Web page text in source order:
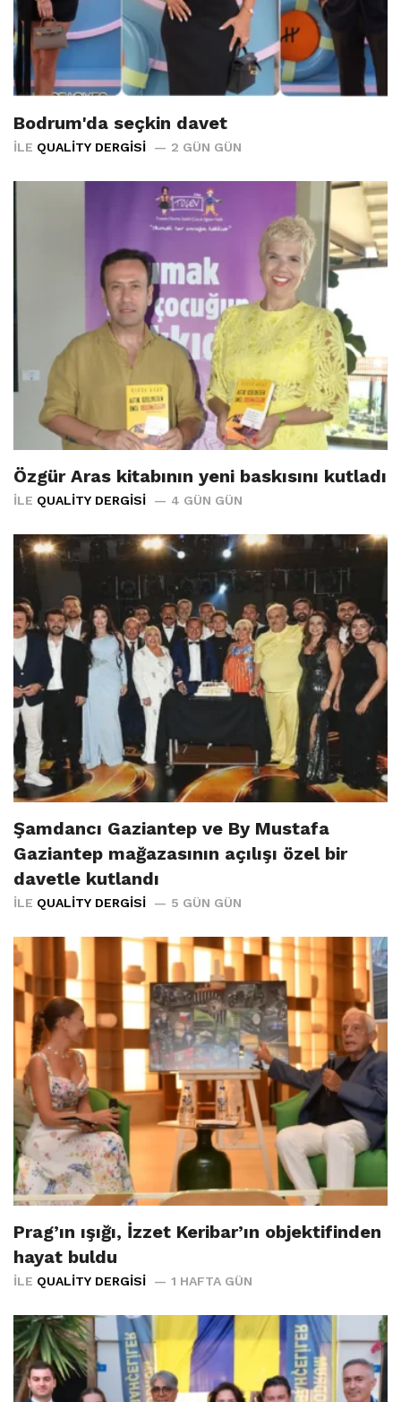
Bodrum'da seçkin davet
İLE QUALITY DERGISI 2 GÜN GÜN
Özgür Aras kitabının yeni baskısını kutladı
İLE QUALITY DERGISI 4 GÜN GÜN
Şamdancı Gaziantep ve By Mustafa
Gaziantep mağazasının açılışı özel bir
davetle kutlandı
İLE QUALITY DERGISI 5 GÜN GÜN
Prag’ın ışığı, İzzet Keribar’ın objektifinden
hayat buldu
İLE QUALITY DERGISI 1 HAFTA GÜN